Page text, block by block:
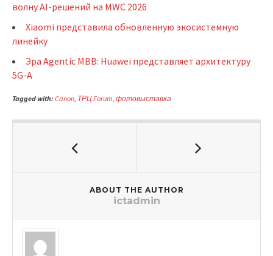
волну AI-решений на MWC 2026
Xiaomi представила обновленную экосистемную
линейку
Эра Agentic MBB: Huawei представляет архитектуру
5G-A
Tagged with: Canon, ТРЦ Forum, фотовыставка
ABOUT THE AUTHOR
ictadmin